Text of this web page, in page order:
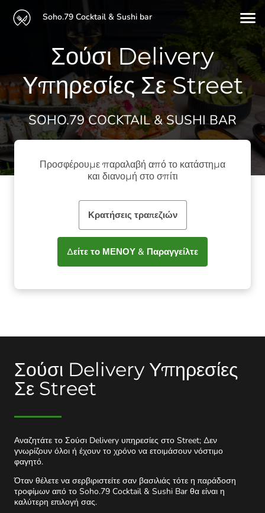
Soho.79 Cocktail & Sushi bar
Ʃούσι Delivery
Υπηρεσίες Σε Street
SOHO.79 COCKTAIL & SUSHI BAR
Προσφέρουμε παραλαβή από το κατάστημα
και διανομή στο σπίτι
Κρατήσεις τραπεζιών
Δείτε το ΜΕΝΟΥ & Παραγγείλτε
Ʃούσι Delivery Υπηρεσίες
Σε Street
Αναζητάτε το Ʃούσι Delivery υπηρεσίες στο Street; Δεν
γνωρίζουν όλοι ή έχουν το χρόνο να ετοιμάσουν νόστιμο
φαγητό.
Όταν θέλετε να σερβιριστείτε σαν βασιλιάς τότε η παράδοση
τροφίμων από το Soho.79 Cocktail & Sushi Bar θα είναι η
καλύτερη επιλογή σας.